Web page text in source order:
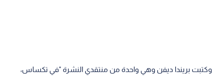
وكتبت بريندا ديفن وهي واحدة من منتقدي النشرة "في تكساس،